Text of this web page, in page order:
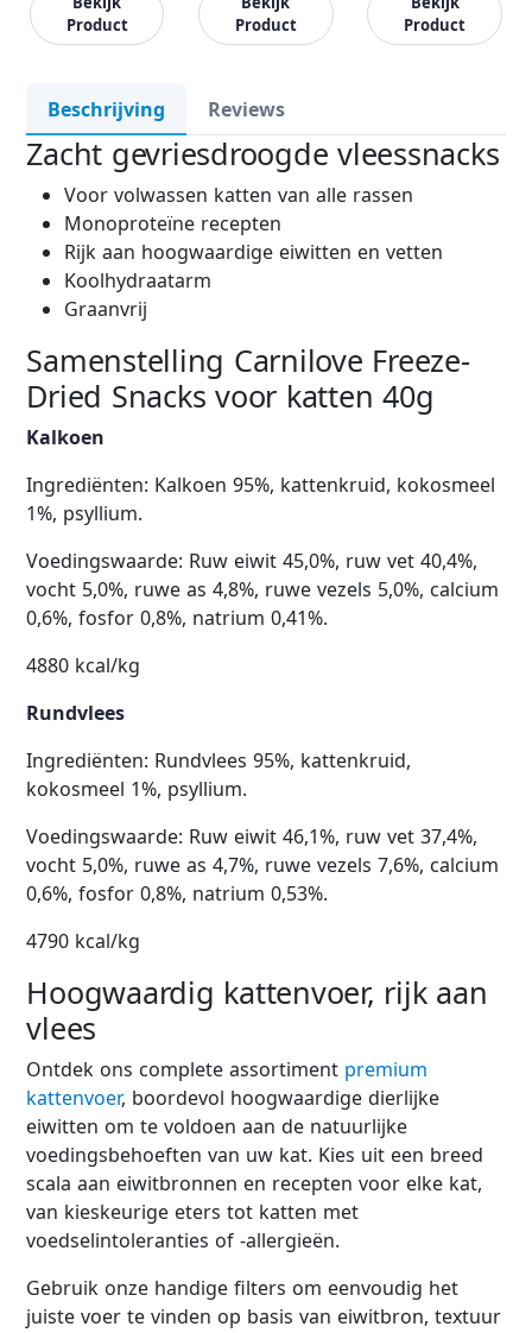
Product
Product
Product
Beschrijving Reviews
Zacht gevriesdroogde vleessnacks
Voor volwassen katten van alle rassen
Monoproteïne recepten
Rijk aan hoogwaardige eiwitten en vetten
Koolhydraatarm
Graanvrij
Samenstelling Carnilove Freeze-
Dried Snacks voor katten 40g
Kalkoen
Ingrediënten: Kalkoen 95%, kattenkruid, kokosmeel
1%, psyllium.
Voedingswaarde: Ruw eiwit 45,0%, ruw vet 40,4%,
vocht 5,0%, ruwe as 4,8%, ruwe vezels 5,0%, calcium
0,6%, fosfor 0,8%, natrium 0,41%.
4880 kcal/kg
Rundvlees
Ingrediënten: Rundvlees 95%, kattenkruid,
kokosmeel 1%, psyllium.
Voedingswaarde: Ruw eiwit 46,1%, ruw vet 37,4%,
vocht 5,0%, ruwe as 4,7%, ruwe vezels 7,6%, calcium
0,6%, fosfor 0,8%, natrium 0,53%.
4790 kcal/kg
Hoogwaardig kattenvoer, rijk aan
vlees
Ontdek ons ​​complete assortiment premium
kattenvoer, boordevol hoogwaardige dierlijke
eiwitten om te voldoen aan de natuurlijke
voedingsbehoeften van uw kat. Kies uit een breed
scala aan eiwitbronnen en recepten voor elke kat,
van kieskeurige eters tot katten met
voedselintoleranties of -allergieën.
Gebruik onze handige filters om eenvoudig het
juiste voer te vinden op basis van eiwitbron, textuur